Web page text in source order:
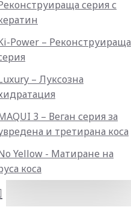
серия с
Power – Реконструираща
– Луксозна
3 – Веган серия за
и третирана коса
Yellow - Матиране на
коса